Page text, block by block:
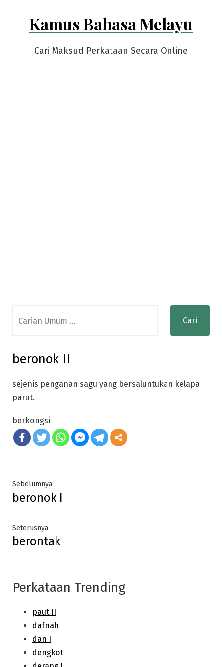
Kamus Bahasa Melayu
Cari Maksud Perkataan Secara Online
for:
beronok II
sejenis penganan sagu yang bersaluntukan kelapa
parut.
berkongsi
Post
navigation
SebelumnyaPrevious
post:
beronok I
SeterusnyaNext
post:
berontak
Perkataan Trending